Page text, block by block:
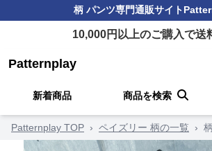
柄 パンツ専門通販サイト
10,000円以上のご購入で送
Patternplay
新着商品 商品を検索
Patternplay TOP › ペイズリー 柄の一覧 ›